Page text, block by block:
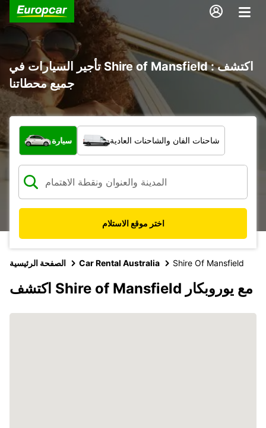
تأجير السيارات في Shire of Mansfield : اكتشف
جميع محطاتنا
ما نوع المركبة؟
سيارة شاحنات الفان والشاحنات العادية
اختر موقع الاستلام
الصفحة الرئيسية Car Rental Australia Shire Of Mansfield
اكتشف Shire of Mansfield مع يوروبكار